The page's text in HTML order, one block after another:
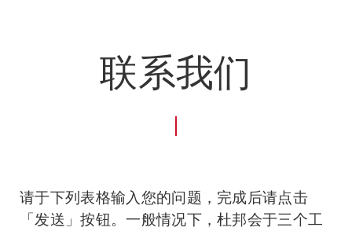
联系我们
请于下列表格输入您的问题，完成后请点击
「发送」按钮。一般情况下，杜邦会于三个工